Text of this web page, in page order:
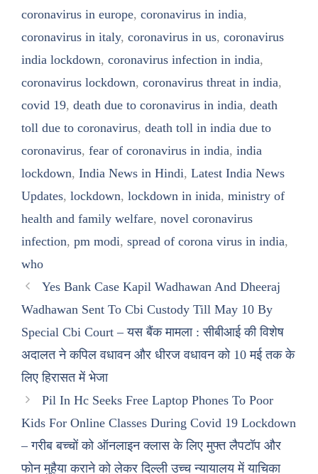
coronavirus in europe, coronavirus in india,
coronavirus in italy, coronavirus in us, coronavirus
india lockdown, coronavirus infection in india,
coronavirus lockdown, coronavirus threat in india,
covid 19, death due to coronavirus in india, death
toll due to coronavirus, death toll in india due to
coronavirus, fear of coronavirus in india, india
lockdown, India News in Hindi, Latest India News
Updates, lockdown, lockdown in inida, ministry of
health and family welfare, novel coronavirus
infection, pm modi, spread of corona virus in india,
who
Yes Bank Case Kapil Wadhawan And Dheeraj
Wadhawan Sent To Cbi Custody Till May 10 By
Special Cbi Court – यस बैंक मामला : सीबीआई की विशेष
अदालत ने कपिल वधावन और धीरज वधावन को 10 मई तक के
लिए हिरासत में भेजा
Pil In Hc Seeks Free Laptop Phones To Poor
Kids For Online Classes During Covid 19 Lockdown
– गरीब बच्चों को ऑनलाइन क्लास के लिए मुफ्त लैपटॉप और
फोन मुहैया कराने को लेकर दिल्ली उच्च न्यायालय में याचिका